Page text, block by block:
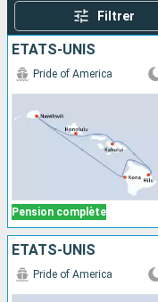
Filtrer
ÉTATS-UNIS
Pension complète
Pride of America
ÉTATS-UNIS
Pride of America